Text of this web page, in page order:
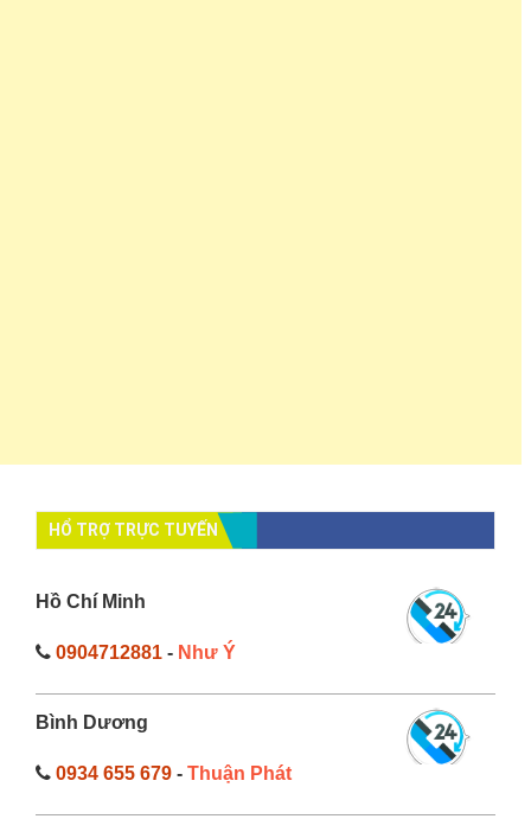
HỔ TRỢ TRỰC TUYẾN
Hồ Chí Minh
0904712881 - Như Ý
Bình Dương
0934 655 679 - Thuận Phát